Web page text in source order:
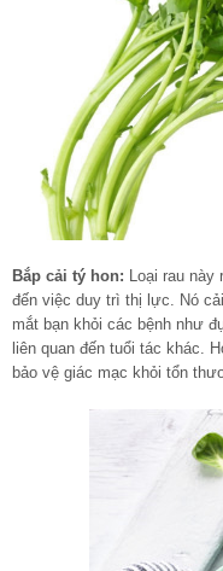
Bắp cải tý hon: Loại rau
đến việc duy trì thị lực. Nó
mắt bạn khỏi các bệnh như
liên quan đến tuổi tác khác.
bảo vệ giác mạc khỏi tổn